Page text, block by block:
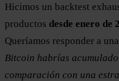
Hicimos un backtest
productos desde enero de
Queríamos responder a
Bitcoin habrías
comparación con una